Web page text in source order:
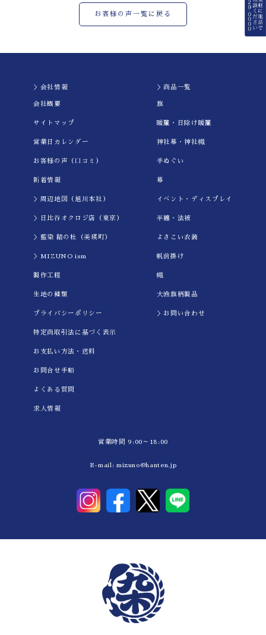
お客様の声一覧に戻る
＞会社情報
会社概要
サイトマップ
営業日カレンダー
お客様の声（口コミ）
新着情報
＞周辺地図（旭川本社）
＞日比谷オクロジ店（東京）
＞藍染 結の杜（美瑛町）
＞MIZUNO ism
製作工程
生地の種類
プライバシーポリシー
特定商取引法に基づく表示
お支払い方法・送料
お問合せ手順
よくある質問
求人情報
＞商品一覧
旗
暖簾・日除け暖簾
神社幕・神社幟
手ぬぐい
幕
イべント・ディスプレイ
半纏・法被
よさこい衣装
帆前掛け
幟
大漁旗柄製品
＞お問い合わせ
営業時間 9:00～18:00
E-mail: mizuno@hanten.jp